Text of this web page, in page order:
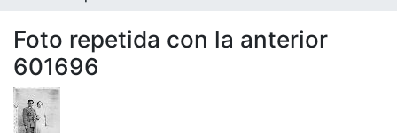
Foto repetida con la anterior
601696